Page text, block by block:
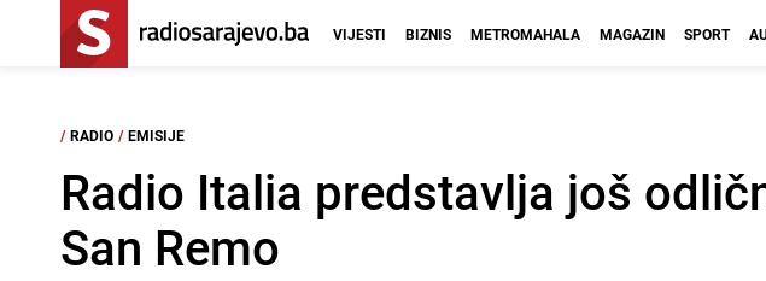
VIJESTI BIZNIS METROMAHALA MAGAZIN SPORT
/ RADIO / EMISIJE
Radio Italia predstavlja još
San Remo